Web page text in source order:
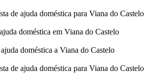
de ajuda doméstica para Viana do Castelo
doméstica em Viana do Castelo
doméstica a Viana do Castelo
de ajuda doméstica para Viana do Castelo